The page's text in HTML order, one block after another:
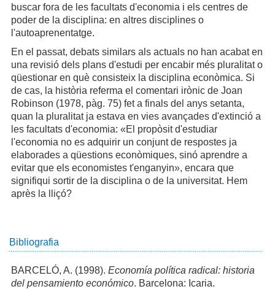
buscar fora de les facultats d'economia i els centres de
poder de la disciplina: en altres disciplines o
l'autoaprenentatge.
En el passat, debats similars als actuals no han acabat en
una revisió dels plans d'estudi per encabir més pluralitat o
qüestionar en què consisteix la disciplina econòmica. Si
de cas, la història referma el comentari irònic de Joan
Robinson (1978, pàg. 75) fet a finals del anys setanta,
quan la pluralitat ja estava en vies avançades d'extinció a
les facultats d'economia: «El propòsit d'estudiar
l'economia no es adquirir un conjunt de respostes ja
elaborades a qüestions econòmiques, sinó aprendre a
evitar que els economistes t'enganyin», encara que
signifiqui sortir de la disciplina o de la universitat. Hem
après la lliçó?
Bibliografia
BARCELÓ, A. (1998). Economía política radical: historia
del pensamiento económico. Barcelona: Icaria.